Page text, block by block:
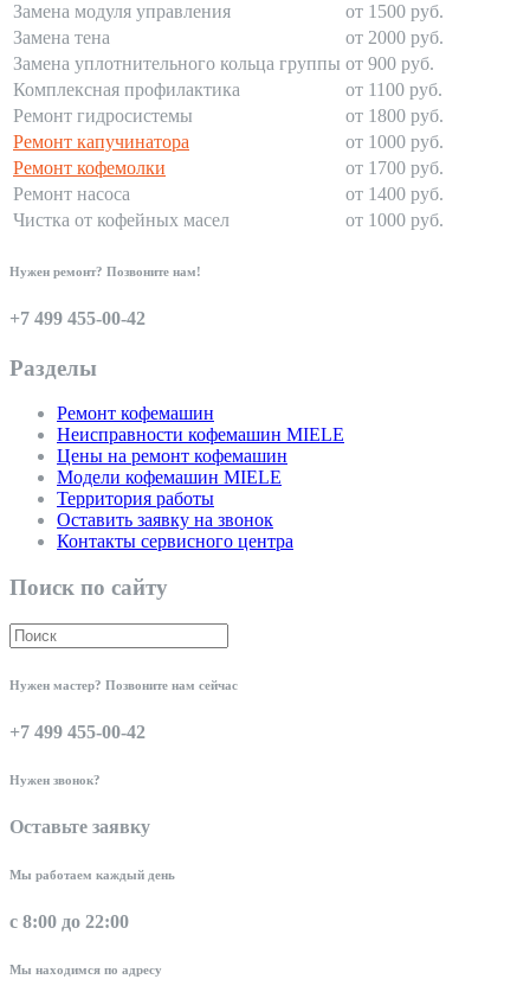
Замена модуля управления
от 1500 руб.
Замена тена
от 2000 руб.
Замена уплотнительного кольца группы от 900 руб.
Комплексная профилактика
от 1100 руб.
Ремонт гидросистемы
от 1800 руб.
Ремонт капучинатора
от 1000 руб.
Ремонт кофемолки
от 1700 руб.
Ремонт насоса
от 1400 руб.
Чистка от кофейных масел
от 1000 руб.
Нужен ремонт? Позвоните нам!
+7 499 455-00-42
Разделы
Ремонт кофемашин
Неисправности кофемашин MIELE
Цены на ремонт кофемашин
Модели кофемашин MIELE
Территория работы
Оставить заявку на звонок
Контакты сервисного центра
Поиск по сайту
Нужен мастер? Позвоните нам сейчас
+7 499 455-00-42
Нужен звонок?
Оставьте заявку
Мы работаем каждый день
с 8:00 до 22:00
Мы находимся по адресу